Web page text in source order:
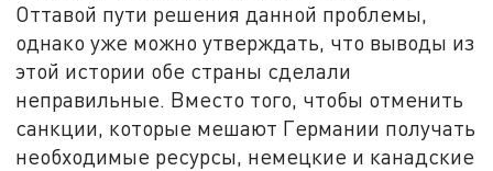
Оттавой пути решения данной проблемы,
однако уже можно утверждать, что выводы из
этой истории обе страны сделали
неправильные. Вместо того, чтобы отменить
санкции, которые мешают Германии получать
необходимые ресурсы, немецкие и канадские